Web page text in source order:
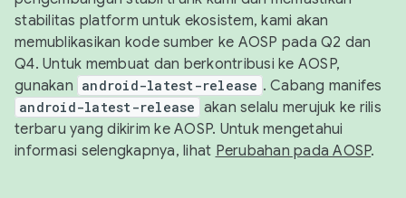
stabilitas platform untuk ekosistem, kami akan
memublikasikan kode sumber ke AOSP pada Q2 dan
Q4. Untuk membuat dan berkontribusi ke AOSP,
gunakan android-latest-release . Cabang manifes
android-latest-release akan selalu merujuk ke rilis
terbaru yang dikirim ke AOSP. Untuk mengetahui
informasi selengkapnya, lihat Perubahan pada AOSP.